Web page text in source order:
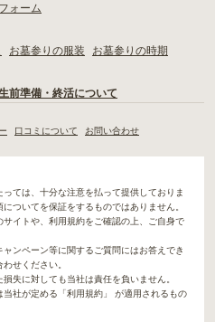
ォーム
お墓参りの服装
お墓参りの時期
前準備・終活について
口コミについて お問い合わせ
ては、十分な注意を払って提供しておりま
ついてを保証をするものではありません。
イトや、利用規約をご確認の上、ご自身で
ンペーン等に関するご質問にはお答えでき
せください。
失に対しても当社は責任を負いません。
社が定める「利用規約」 が適用されるもの